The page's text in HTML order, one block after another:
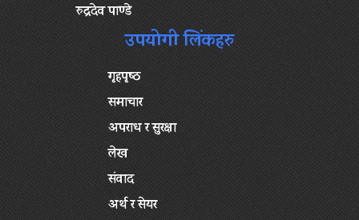
रुद्रदेव पाण्डे
उपयोगी लिंकहरु
गृहपृष्‍ठ
समाचार
अपराध र सुरक्षा
लेख
संवाद
अर्थ र सेयर